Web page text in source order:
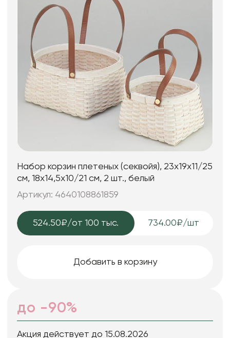
Набор корзин плетеных (секвойя), 23х19x11/25
см, 18х14,5x10/21 см, 2 шт., белый
Артикул: 4640108861859
524.50₽/от 100 тыс. 734.00₽/шт
Добавить в корзину
до -90%
Акция действует до 15.08.2026